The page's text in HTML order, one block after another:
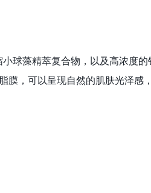
球藻精萃复合物，以及高浓度
，可以呈现自然的肌肤光泽感